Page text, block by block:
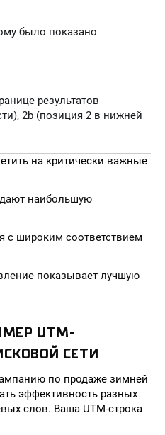
было показано
результатов
2b (позиция 2 в нижней
на критически важные
наибольшую
с широким соответствием
показывает лучшую
UTM-
СЕТИ
по продаже зимней
эффективность разных
слов. Ваша UTM-строка